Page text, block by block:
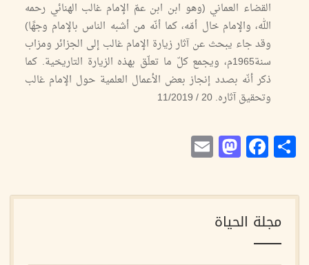
القضاء العماني (وهو ابن ابن عمّ الإمام غالب الهنائي رحمه
الله، والإمام خال أمّه، كما أنّه من أشبه الناس بالإمام وجهًا)
وقد جاء يبحث عن آثار زيارة الإمام غالب إلى الجزائر ومزاب
سنة1965م، ويجمع كلّ ما تعلّق بهذه الزيارة التاريخية. كما
ذكر أنّه بصدد إنجاز بعض الأعمال العلمية حول الإمام غالب
وتحقيق آثاره. 20 / 11/2019
Share
Facebook
Mastodon
مجلة الحياة